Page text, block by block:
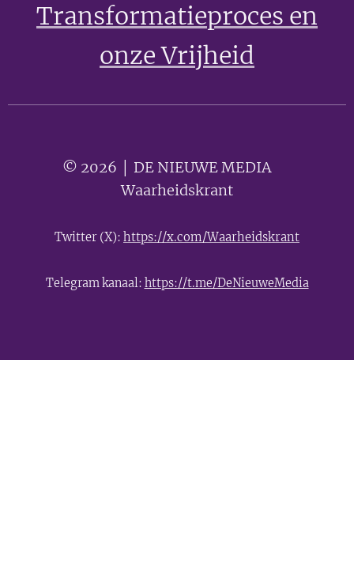
Transformatieproces en
onze Vrijheid
© 2026 │ DE NIEUWE MEDIA 🟣
Waarheidskrant
Twitter (X): https://x.com/Waarheidskrant
Telegram kanaal: https://t.me/DeNieuweMedia